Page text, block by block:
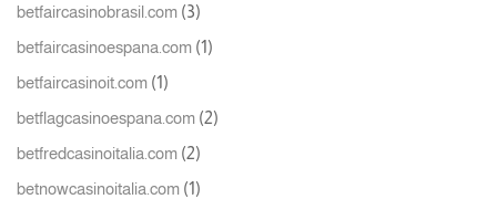
betfaircasinobrasil.com (3)
betfaircasinoespana.com (1)
betfaircasinoit.com (1)
betflagcasinoespana.com (2)
betfredcasinoitalia.com (2)
betnowcasinoitalia.com (1)